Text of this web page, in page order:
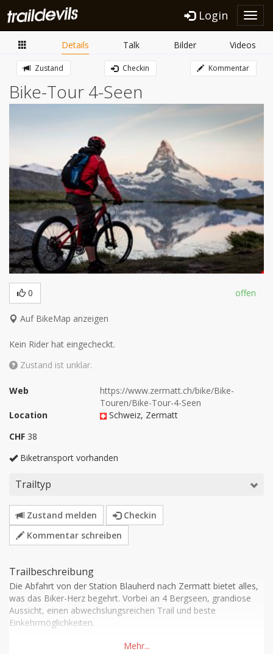
Login
Details Talk Bilder Videos
Zustand Checkin Kommentar
Bike-Tour 4-Seen
0 offen
Auf BikeMap anzeigen
Kein Rider hat eingecheckt.
Zustand ist unklar.
Web
https://www.zermatt.ch/bike/Bike-
Touren/Bike-Tour-4-Seen
Location
Schweiz, Zermatt
CHF 38
Biketransport vorhanden
Trailtyp
Zustand melden
Checkin
Kommentar schreiben
Trailbeschreibung
Die Abfahrt von der Station Blauherd nach Zermatt bietet alles,
was das Biker-Herz begehrt. Vorbei an 4 Bergseen, grandiose
Aussicht, einen abwechslungsreichen Trail und beste
Einkehrmöglichkeiten.
Die Fahrt von Sunnegga zurück nach Zermatt ist ein weiteres